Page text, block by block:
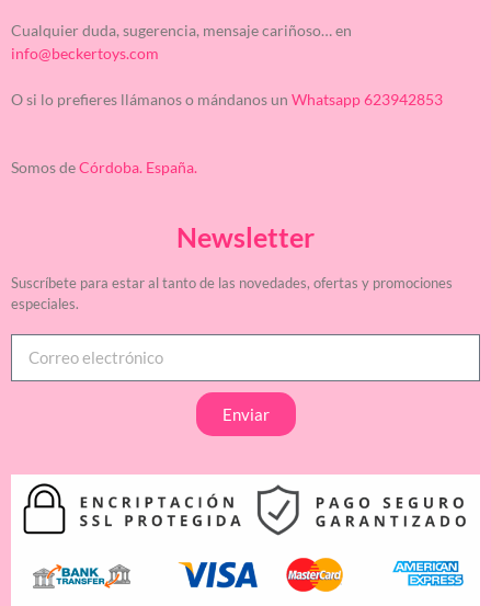
Cualquier duda, sugerencia, mensaje cariñoso… en
info@beckertoys.com
O si lo prefieres llámanos o mándanos un Whatsapp 623942853
Somos deCórdoba. España.
Newsletter
Suscríbete para estar al tanto de las novedades, ofertas y promociones
especiales.
Enviar